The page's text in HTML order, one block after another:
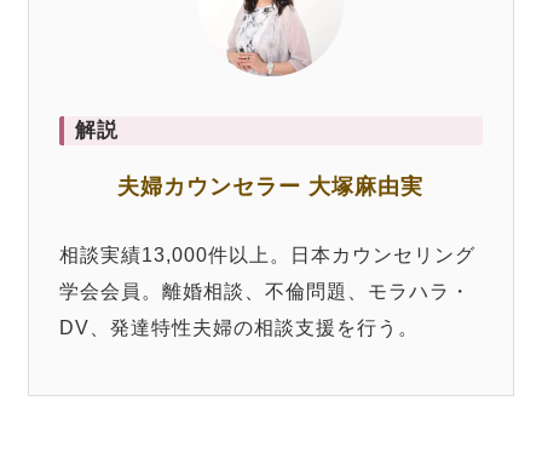
解説
夫婦カウンセラー 大塚麻由実
相談実績13,000件以上。日本カウンセリング
学会会員。離婚相談、不倫問題、モラハラ・
DV、発達特性夫婦の相談支援を行う。